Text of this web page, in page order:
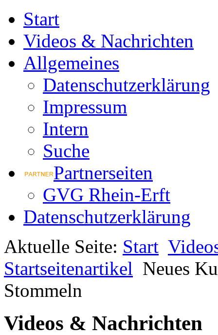
Start
Videos & Nachrichten
Allgemeines
Datenschutzerklärung
Impressum
Intern
Suche
Partnerseiten
GVG Rhein-Erft
Datenschutzerklärung
Aktuelle Seite: Start
Startseitenartikel Neues
Stommeln
Videos & Nachrichten